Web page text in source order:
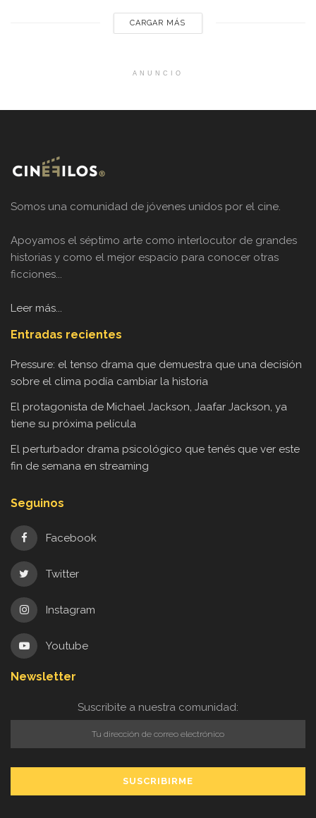
CARGAR MÁS
ANUNCIO
Somos una comunidad de jóvenes unidos por el cine.
Apoyamos el séptimo arte como interlocutor de grandes
historias y como el mejor espacio para conocer otras
ficciones...
Leer más...
Entradas recientes
Pressure: el tenso drama que demuestra que una decisión
sobre el clima podía cambiar la historia
El protagonista de Michael Jackson, Jaafar Jackson, ya
tiene su próxima película
El perturbador drama psicológico que tenés que ver este
fin de semana en streaming
Seguinos
Facebook
Twitter
Instagram
Youtube
Newsletter
Suscribite a nuestra comunidad: